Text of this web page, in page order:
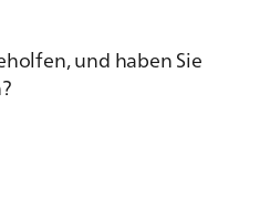
und haben Sie